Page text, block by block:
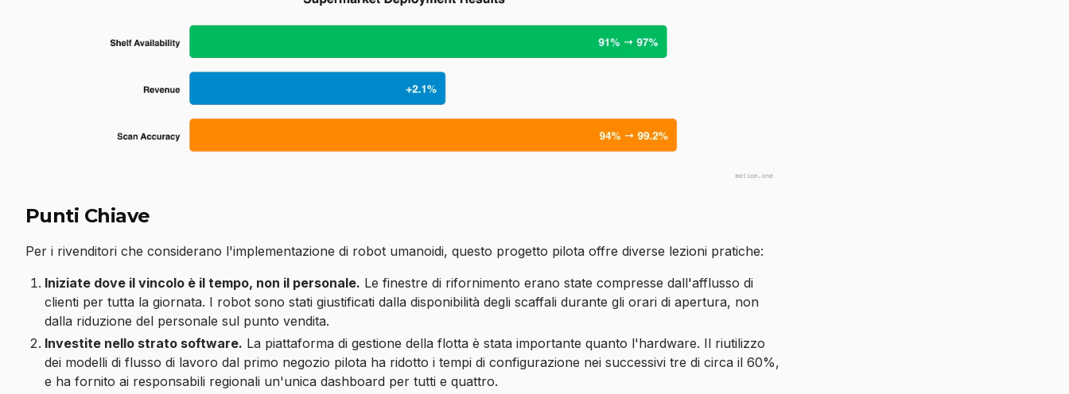
Punti Chiave
Per i rivenditori che considerano l'implementazione di robot umanoidi, questo progetto pilota offre diverse lezioni pratiche:
Iniziate dove il vincolo è il tempo, non il personale. Le finestre di rifornimento erano state compresse dall'afflusso di
clienti per tutta la giornata. I robot sono stati giustificati dalla disponibilità degli scaffali durante gli orari di apertura, non
dalla riduzione del personale sul punto vendita.
Investite nello strato software. La piattaforma di gestione della flotta è stata importante quanto l'hardware. Il riutilizzo
dei modelli di flusso di lavoro dal primo negozio pilota ha ridotto i tempi di configurazione nei successivi tre di circa il 60%,
e ha fornito ai responsabili regionali un'unica dashboard per tutti e quattro.